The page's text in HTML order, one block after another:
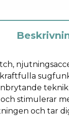
stimulerar
och tar